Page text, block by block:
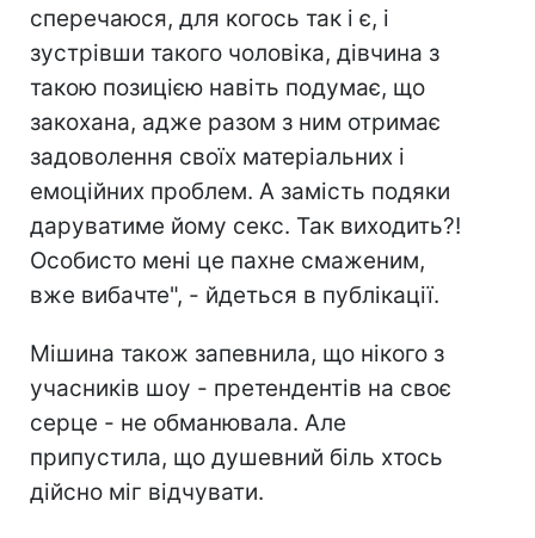
сперечаюся, для когось так і є, і
зустрівши такого чоловіка, дівчина з
такою позицією навіть подумає, що
закохана, адже разом з ним отримає
задоволення своїх матеріальних і
емоційних проблем. А замість подяки
даруватиме йому секс. Так виходить?!
Особисто мені це пахне смаженим,
вже вибачте", - йдеться в публікації.
Мішина також запевнила, що нікого з
учасників шоу - претендентів на своє
серце - не обманювала. Але
припустила, що душевний біль хтось
дійсно міг відчувати.